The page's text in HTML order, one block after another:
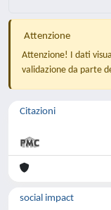
Attenzione
Attenzione! I dati
validazione da parte
Citazioni
social impact